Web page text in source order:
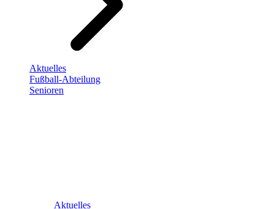
Aktuelles
Fußball-Abteilung
Senioren
Aktuelles